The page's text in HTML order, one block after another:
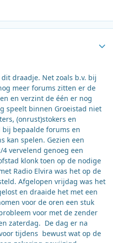
draadje. Net zoals b.v. bij
meer forums zitten er de
en verzint de één er nog
speelt binnen Groeistad niet
(onrust)stokers en
bij bepaalde forums en
kan spelen. Gezien een
vervelend genoeg een
klonk toen op de nodige
Radio Elvira was het op de
Afgelopen vrijdag was het
en draaide het met een
voor de oren een stuk
voor met de zender
zaterdag. De dag er na
tijdens bewust wat op de